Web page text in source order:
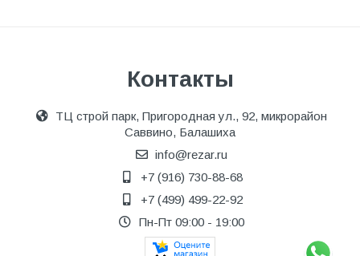
Контакты
ТЦ строй парк, Пригородная ул., 92, микрорайон
Саввино, Балашиха
info@rezar.ru
+7 (916) 730-88-68
+7 (499) 499-22-92
Пн-Пт 09:00 - 19:00